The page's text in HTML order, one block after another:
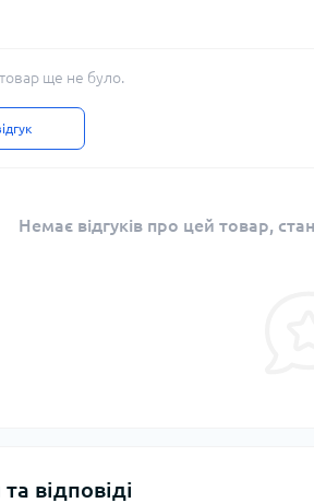
ще не було.
Немає відгуків про цей товар,
відповіді